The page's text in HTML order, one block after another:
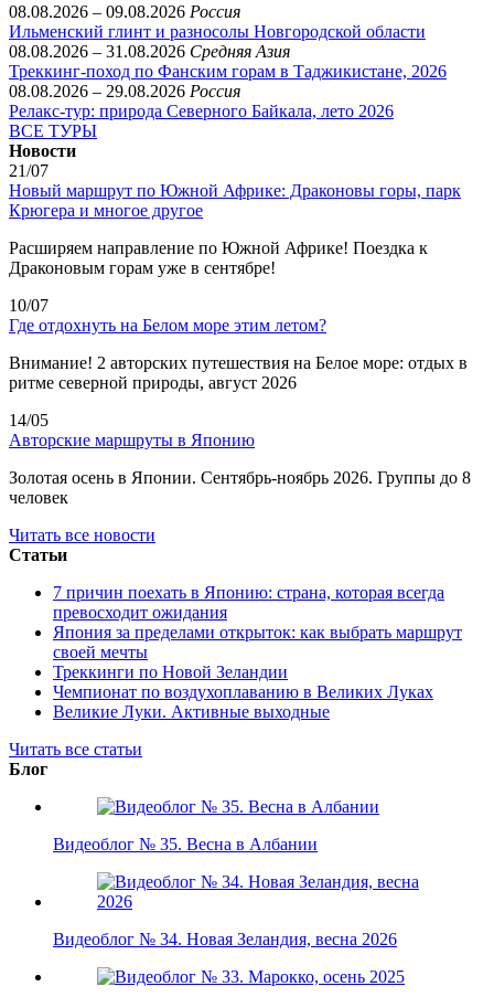
08.08.2026 – 09.08.2026 Россия
Ильменский глинт и разносолы Новгородской области
08.08.2026 – 31.08.2026 Средняя Азия
Треккинг-поход по Фанским горам в Таджикистане, 2026
08.08.2026 – 29.08.2026 Россия
Релакс-тур: природа Северного Байкала, лето 2026
ВСЕ ТУРЫ
Новости
21/07
Новый маршрут по Южной Африке: Драконовы горы, парк
Крюгера и многое другое
Расширяем направление по Южной Африке! Поездка к
Драконовым горам уже в сентябре!
10/07
Где отдохнуть на Белом море этим летом?
Внимание! 2 авторских путешествия на Белое море: отдых в
ритме северной природы, август 2026
14/05
Авторские маршруты в Японию
Золотая осень в Японии. Сентябрь-ноябрь 2026. Группы до 8
человек
Читать все новости
Статьи
7 причин поехать в Японию: страна, которая всегда
превосходит ожидания
Япония за пределами открыток: как выбрать маршрут
своей мечты
Треккинги по Новой Зеландии
Чемпионат по воздухоплаванию в Великих Луках
Великие Луки. Активные выходные
Читать все статьи
Блог
Видеоблог № 35. Весна в Албании
Видеоблог № 34. Новая Зеландия, весна 2026